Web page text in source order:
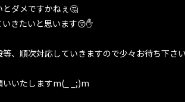
ダメですかねぇ🤔
きたいと思います😚✋
等、順次対応していきますので少々お待ち下さ
いいたしますm(_ _;)m